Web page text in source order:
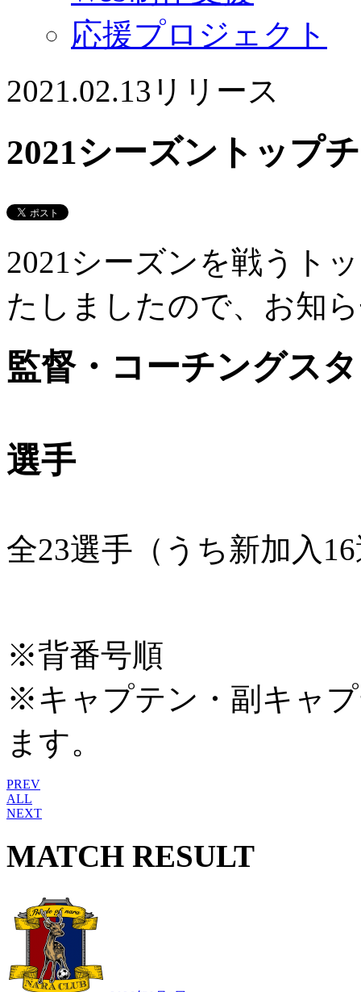
応援プロジェクト
2021.02.13 リリース
2021シーズントップ
2021シーズンを戦うト
たしましたので、お知
監督・コーチングス
選手
全23選手（うち新加入
※背番号順
※キャプテン・副キャ
ます。
PREV
ALL
NEXT
MATCH RESULT